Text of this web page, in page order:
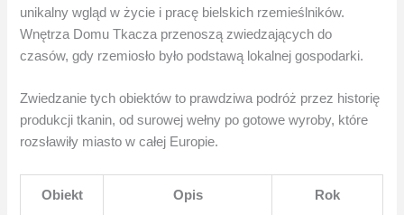
unikalny wgląd w życie i pracę bielskich rzemieślników.
Wnętrza Domu Tkacza przenoszą zwiedzających do
czasów, gdy rzemiosło było podstawą lokalnej gospodarki.
Zwiedzanie tych obiektów to prawdziwa podróż przez historię
produkcji tkanin, od surowej wełny po gotowe wyroby, które
rozsławiły miasto w całej Europie.
Obiekt Opis Rok